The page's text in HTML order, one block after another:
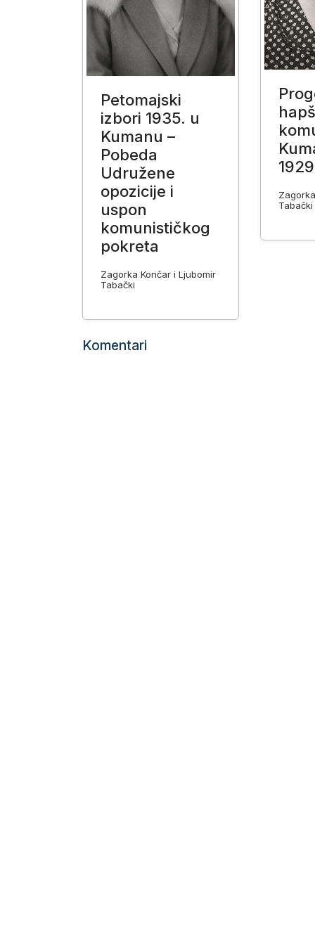
Petomajski
izbori 1935. u
Kumanu –
Pobeda
Udružene
opozicije i
uspon
komunističkog
pokreta
Zagorka Končar i Ljubomir
Tabački
1929
Tabački
Komentari